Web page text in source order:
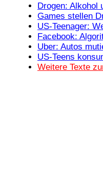
Drogen: Alkohol
Games stellen
US-Teenager:
Facebook:
Uber: Autos
US-Teens
Weitere Texte